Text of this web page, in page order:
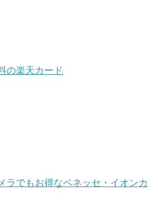
の楽天カード
ラでもお得なベネッセ・イオンカ